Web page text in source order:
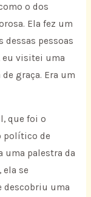
o dos
Ela fez um
pessoas
eu visitei uma
graça. Era um
que foi o
político de
uma palestra da
ela se
descobriu uma